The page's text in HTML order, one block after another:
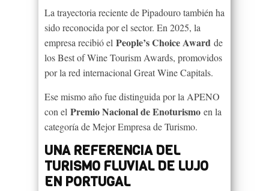
La trayectoria reciente de Pipadouro también ha
sido reconocida por el sector. En 2025, la
empresa recibió el People’s Choice Award de
los Best of Wine Tourism Awards, promovidos
por la red internacional Great Wine Capitals.
Ese mismo año fue distinguida por la APENO
con el Premio Nacional de Enoturismo en la
categoría de Mejor Empresa de Turismo.
UNA REFERENCIA DEL
TURISMO FLUVIAL DE LUJO
EN PORTUGAL